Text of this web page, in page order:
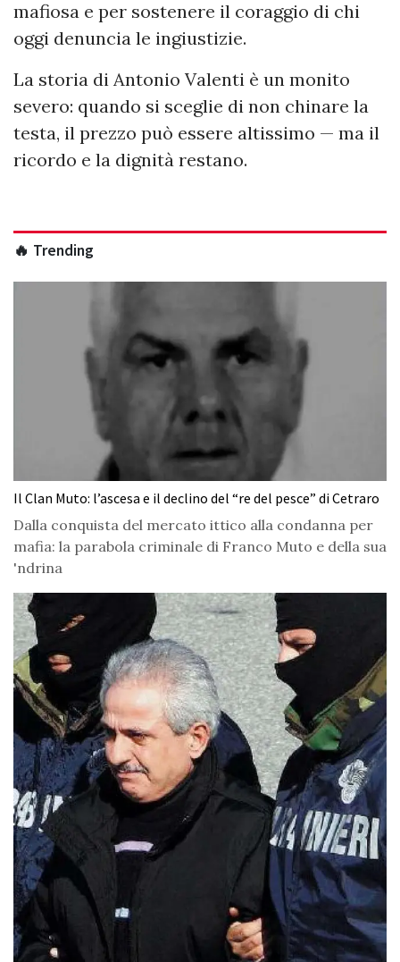
mafiosa e per sostenere il coraggio di chi
oggi denuncia le ingiustizie.
La storia di Antonio Valenti è un monito
severo: quando si sceglie di non chinare la
testa, il prezzo può essere altissimo — ma il
ricordo e la dignità restano.
🔥 Trending
Il Clan Muto: l’ascesa e il declino del “re del pesce” di Cetraro
Dalla conquista del mercato ittico alla condanna per
mafia: la parabola criminale di Franco Muto e della sua
'ndrina